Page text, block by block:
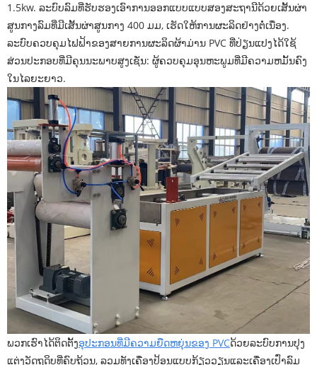
1.5kw. ລະບົບລົມທີ່ຮັບຮອງເອົາການອອກແບບແບບສອງສະຖານີດ້ວຍເສັ້ນຜ່າ
ສູນກາງລົມທີ່ມີເສັ້ນຜ່າສູນກາງ 400 ມມ, ເຮັດໃຫ້ການຜະລິດຢ່າງຕໍ່ເນື່ອງ.
ລະບົບຄວບຄຸມໄຟຟ້າຂອງສາຍການຜະລິດຜ້າມ່ານ PVC ທີ່ປ່ຽນແປງໄດ້ໃຊ້
ສ່ວນປະກອບທີ່ມີຄຸນນະພາບສູງເຊັ່ນ: ຜູ້ຄວບຄຸມອຸນຫະພູມທີ່ມີຄວາມຫມັ້ນຄົງ
ໃນໄລຍະຍາວ.
ພວກເຮົາໄດ້ຕິດຕັ້ງອຸປະກອນທີ່ມີຄວາມຍືດຫຍຸ່ນຂອງ PVCດ້ວຍລະບົບການປຸງ
ແຕ່ງວັດຖຸດິບທີ່ຄົບຖ້ວນ, ລວມທັງເຄື່ອງປ້ອນແບບກ້ຽວວຽນແລະເຄື່ອງເປົ່າລົມ